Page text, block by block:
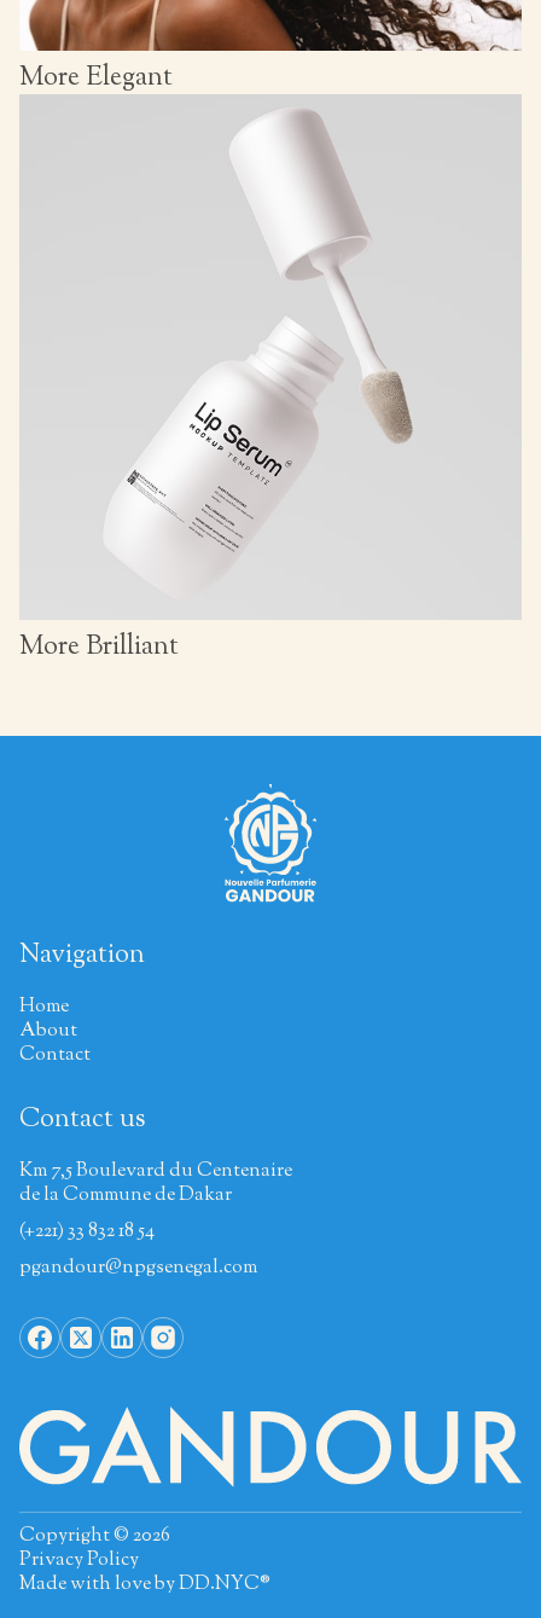
More Elegant
More Brilliant
Navigation
Home
About
Contact
Contact us
Km 7,5 Boulevard du Centenaire
de la Commune de Dakar
(+221) 33 832 18 54
pgandour@npgsenegal.com
Copyright © 2026
Privacy Policy
Made with love byDD.NYC®